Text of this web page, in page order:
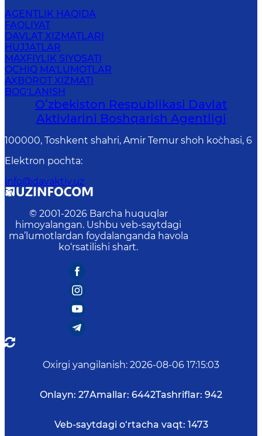
AGENTLIK HAQIDA
FAOLIYAT
DAVLAT XIZMATLARI
HUJJATLAR
MAXFIYLIK SIYOSATI
OCHIQ MA'LUMOTLAR
AXBOROT XIZMATI
BOG‘LANISH
Oʻzbekiston Respublikasi Davlat
Aktivlarini Boshqarish Agentligi
100000, Toshkent shahri, Amir Temur shoh ko`chasi, 6
Elektron pochta:
info@davaktiv.uz
© 2001-2026 Barcha huquqlar
himoyalangan. Ushbu veb-saytdagi
ma’lumotlardan foydalanganda havola
ko‘rsatilishi shart.
Oxirgi yangilanish: 2026-08-06 17:15:03
Onlayn: 27Amallar: 6442Tashriflar: 942
Veb-saytdagi o‘rtacha vaqt: 1473